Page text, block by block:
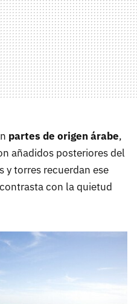
partes de origen árabe,
añadidos posteriores del
torres recuerdan ese
con la quietud